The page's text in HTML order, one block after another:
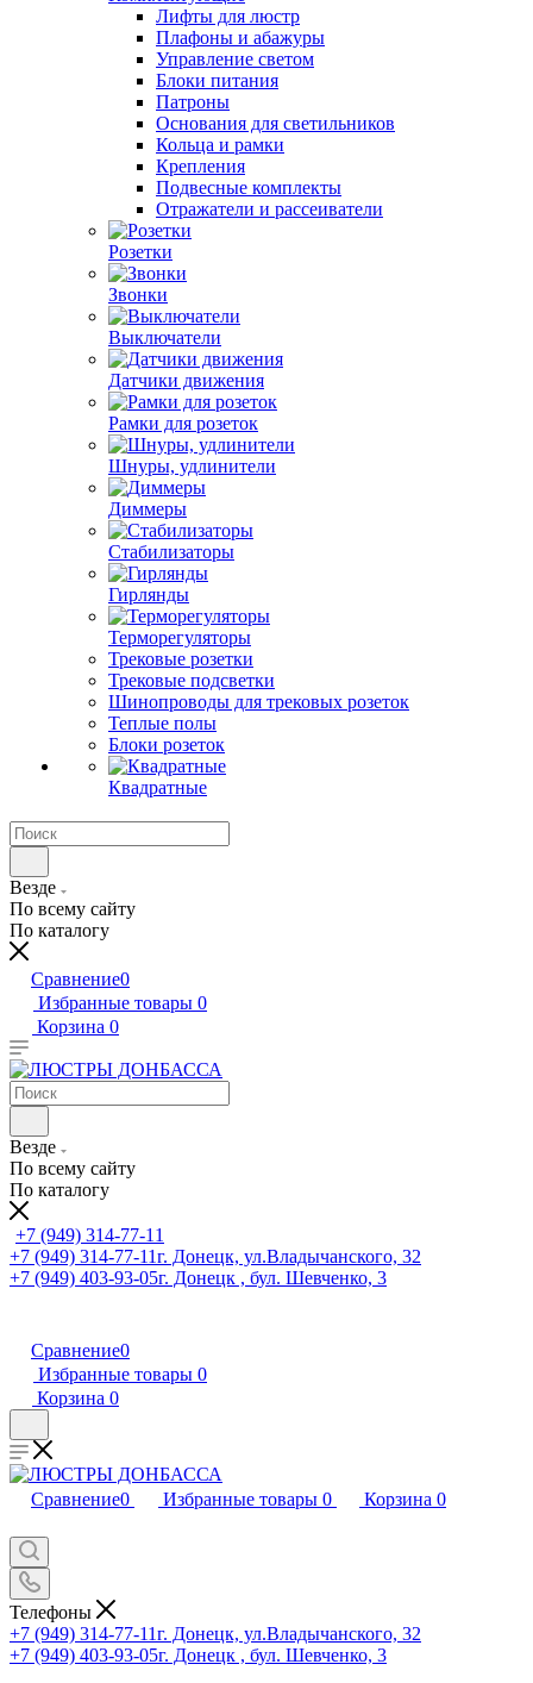
Лифты для люстр
Плафоны и абажуры
Управление светом
Блоки питания
Патроны
Основания для светильников
Кольца и рамки
Крепления
Подвесные комплекты
Отражатели и рассеиватели
Розетки
Звонки
Выключатели
Датчики движения
Рамки для розеток
Шнуры, удлинители
Диммеры
Стабилизаторы
Гирлянды
Терморегуляторы
Трековые розетки
Трековые подсветки
Шинопроводы для трековых розеток
Теплые полы
Блоки розеток
Квадратные
Везде
По всему сайту
По каталогу
Сравнение0
Избранные товары 0
Корзина 0
Везде
По всему сайту
По каталогу
+7 (949) 314-77-11
+7 (949) 314-77-11г. Донецк, ул.Владычанского, 32
+7 (949) 403-93-05г. Донецк , бул. Шевченко, 3
Сравнение0
Избранные товары 0
Корзина 0
Сравнение0 Избранные товары 0 Корзина 0
Телефоны
+7 (949) 314-77-11г. Донецк, ул.Владычанского, 32
+7 (949) 403-93-05г. Донецк , бул. Шевченко, 3